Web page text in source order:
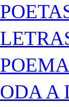
ODA A